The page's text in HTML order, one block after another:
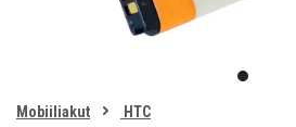
item
of
Mobiiliakut HTC